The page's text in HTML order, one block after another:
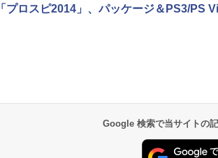
「プロスピ2014」、パッケージ＆PS3/PS
Google 検索で当サイトの